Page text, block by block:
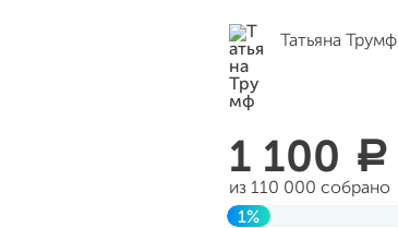
Татьяна Трумф
1 100 a
из 110 000 собрано
1%